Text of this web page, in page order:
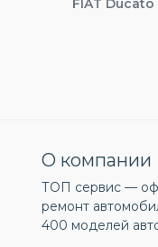
О компании
ТОП сервис —
ремонт
400 моделей